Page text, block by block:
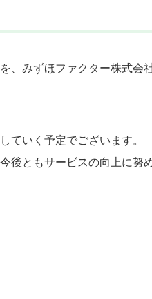
、みずほファクター株式会
ていく予定でございます。
後ともサービスの向上に努